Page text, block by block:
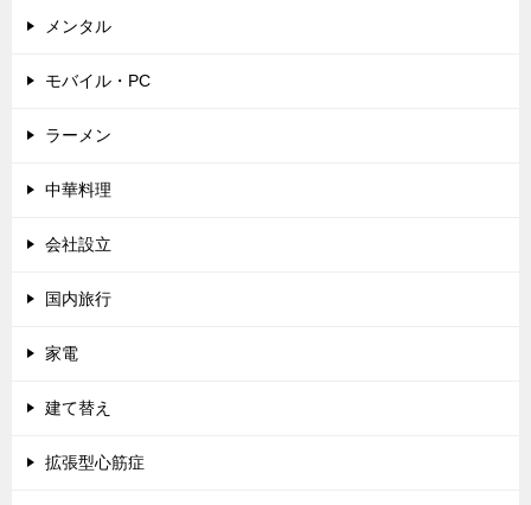
メンタル
モバイル・PC
ラーメン
中華料理
会社設立
国内旅行
家電
建て替え
拡張型心筋症